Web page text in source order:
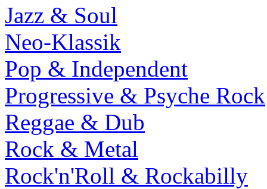
Jazz & Soul
Neo-Klassik
Pop & Independent
Progressive & Psyche Rock
Reggae & Dub
Rock & Metal
Rock'n'Roll & Rockabilly